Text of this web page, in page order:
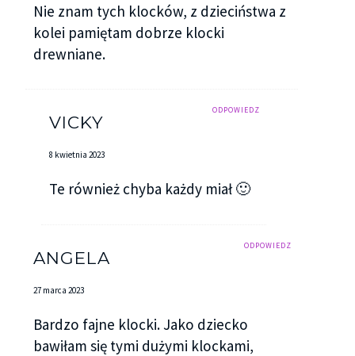
Nie znam tych klocków, z dzieciństwa z
kolei pamiętam dobrze klocki
drewniane.
ODPOWIEDZ
VICKY
8 kwietnia 2023
Te również chyba każdy miał 🙂
ODPOWIEDZ
ANGELA
27 marca 2023
Bardzo fajne klocki. Jako dziecko
bawiłam się tymi dużymi klockami,